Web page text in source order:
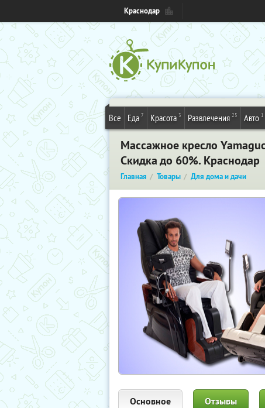
Краснодар
Все Еда 7 Красота 3 Развлечения 25 Авто 1
Массажное кресло
Скидка до 60%. Краснодар
Главная Товары Для дома и дачи
Основное Отзывы